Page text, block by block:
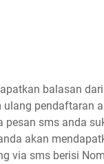
balasan
pendaftaran
pesan sms anda
akan
via sms berisi